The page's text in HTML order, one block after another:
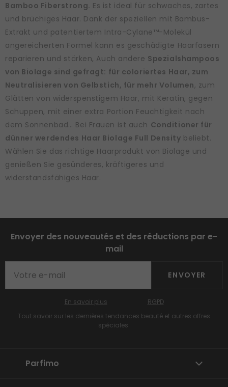
Bamboo Fiberstrong. Es ist ideal für schwaches, zartes
und brüchiges Haar. Dank der speziellen mit Bambus-
Extrakt und patentiertem Intra-Cylane™-Molekül
angereicherten Formel kann es geschädigte Haarfasern
reparieren und stärken, Auch andere Spezialshampoos
von Biolage sind gefragt: für coloriertes Haar, zum
Neutralisieren von Gelbstich, für mehr Volumen, zum
Glätten von widerspenstigem Haar, mit Keratin, gegen
Schuppen, mit einer extra Portion Feuchtigkeit nach
dem Sonnenbad… Bei Frauen ist auch Conditioner für
dünner werdendes Haar Biolage Full Density beliebt.
Wählen Sie das richtige Haarprodukt von Biolage und
genießen Sie gesünderes, kräftigeres und
widerstandsfähiges Haar.
Envoyer des nouveautés et des réductions par e-
mail
ENVOYER
Tout savoir sur les dernières tendances beauté et autres offres
spéciales.
En savoir plus RGPD
Parfimo